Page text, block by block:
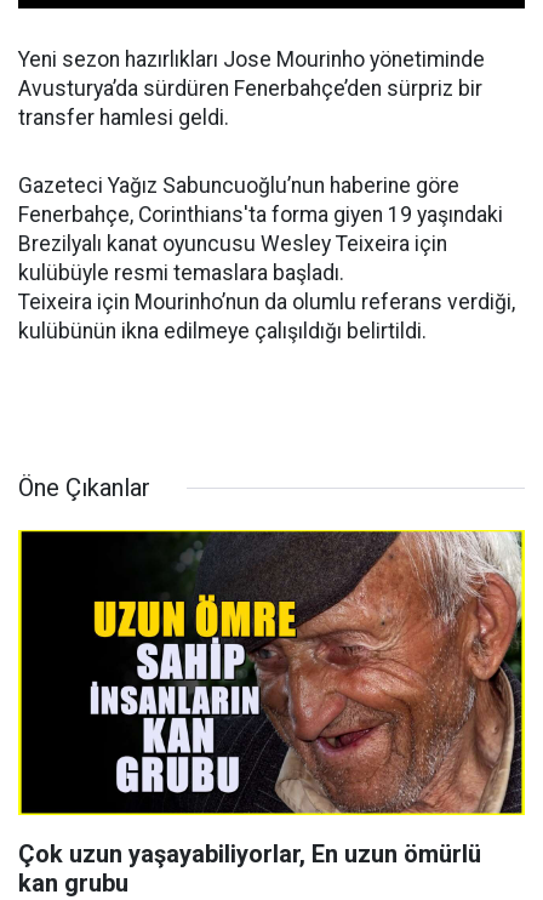
Yeni sezon hazırlıkları Jose Mourinho yönetiminde
Avusturya’da sürdüren Fenerbahçe’den sürpriz bir
transfer hamlesi geldi.
Gazeteci Yağız Sabuncuoğlu’nun haberine göre
Fenerbahçe, Corinthians'ta forma giyen 19 yaşındaki
Brezilyalı kanat oyuncusu Wesley Teixeira için
kulübüyle resmi temaslara başladı.
Teixeira için Mourinho’nun da olumlu referans verdiği,
kulübünün ikna edilmeye çalışıldığı belirtildi.
Öne Çıkanlar
Çok uzun yaşayabiliyorlar, En uzun ömürlü
kan grubu